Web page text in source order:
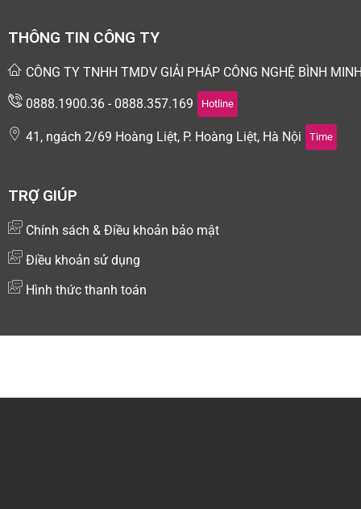
THÔNG TIN CÔNG TY
CÔNG TY TNHH TMDV GIẢI PHÁP CÔNG NGHỆ BÌNH
0888.1900.36 - 0888.357.169 Hotline
41, ngách 2/69 Hoàng Liệt, P. Hoàng Liệt, Hà Nội Time
TRỢ GIÚP
Chính sách & Điều khoản bảo mật
Điều khoản sử dụng
Hình thức thanh toán